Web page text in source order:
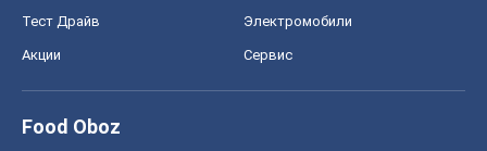
Тест Драйв Электромобили
Акции Сервис
Food Oboz